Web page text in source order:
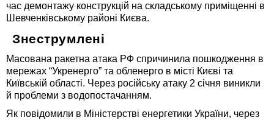
час демонтажу конструкцій на складському приміщенні в
Шевченківському районі Києва.
Знеструмлені
Масована ракетна атака РФ спричинила пошкодження в
мережах “Укренерго” та обленерго в місті Києві та
Київській області. Через російську атаку 2 січня виникли
й проблеми з водопостачанням.
Як повідомили в Міністерстві енергетики України, через